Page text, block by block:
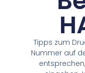
Tipps zum
Nummer auf